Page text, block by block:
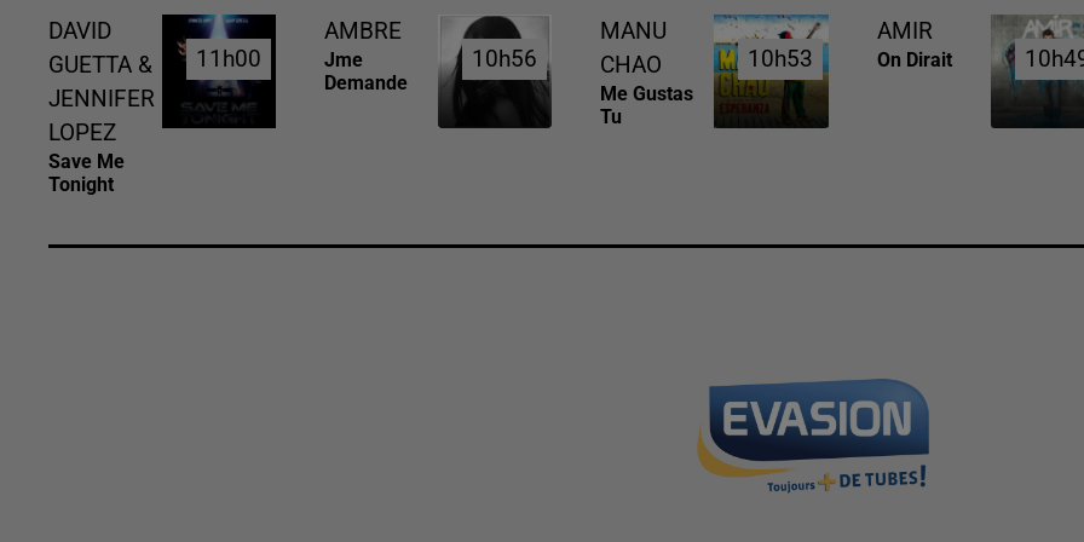
DAVID
GUETTA &
JENNIFER
LOPEZ
Save Me
Tonight
11h00
11h00
AMBRE
Jme
Demande
10h56
10h56
MANU
CHAO
Me Gustas
Tu
10h53
10h53
AMIR
On Dirait